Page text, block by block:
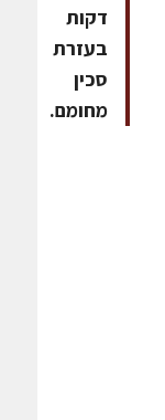
דקות
בעזרת
סכין
מחומם.